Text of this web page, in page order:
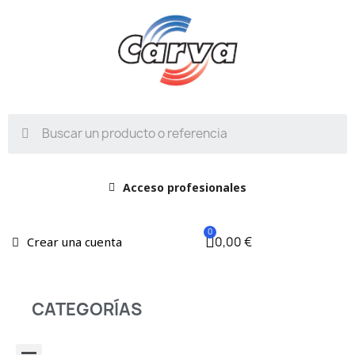
Acceso profesionales
Crear una cuenta 0,00 €
CATEGORÍAS